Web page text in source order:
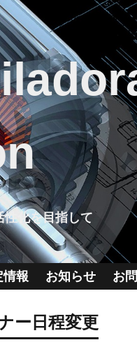
性化を目指して
情報 お知らせ お
ー日程変更